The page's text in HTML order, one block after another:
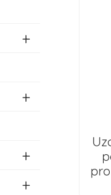
+
+
+
+